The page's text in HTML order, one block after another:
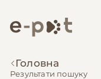
Головна
Результати пошуку